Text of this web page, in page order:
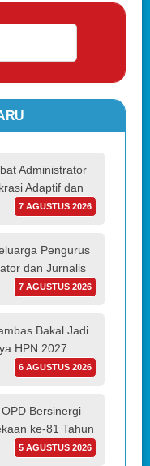
Administrator
Adaptif dan
7 AGUSTUS 2026
Pengurus
dan Jurnalis
7 AGUSTUS 2026
Bakal Jadi
HPN 2027
6 AGUSTUS 2026
Bersinergi
ke-81 Tahun
5 AGUSTUS 2026